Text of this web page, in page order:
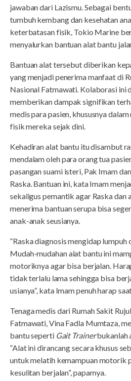
jawaban dari Lazismu. Sebagai
tumbuh kembang dan kesehatan
keterbatasan fisik, Tokio Marine
menyalurkan bantuan alat bantu
Bantuan alat tersebut diberikan
yang menjadi penerima manfaat di
Nasional Fatmawati. Kolaborasi ini
memberikan dampak signifikan
medis para pasien, khususnya
fisik mereka sejak dini.
Kehadiran alat bantu itu disambut
mendalam oleh para orang tua
pasangan suami isteri, Pak Imam
Raska. Bantuan ini, kata Imam
sekaligus pemantik agar Raska dan
menerima bantuan serupa bisa
anak-anak seusianya.
“Raska diagnosis mengidap lumpuh
Mudah-mudahan alat bantu ini
motoriknya agar bisa berjalan.
tidak terlalu lama sehingga bisa
usianya”, kata Imam penuh harap
Tenaga medis dari Rumah Sakit
Fatmawati, Vina Fadla Mumtaza,
bantu seperti Gait Trainerbukanlah
“Alat ini dirancang secara khusus
untuk melatih kemampuan motorik
kesulitan berjalan”, paparnya.